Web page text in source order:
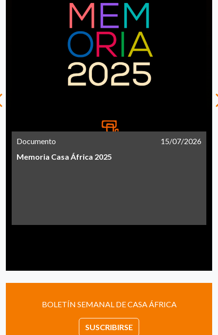
Documento
15/07/2026
Memoria Casa África 2025
BOLETÍN SEMANAL DE CASA ÁFRICA
SUSCRIBIRSE